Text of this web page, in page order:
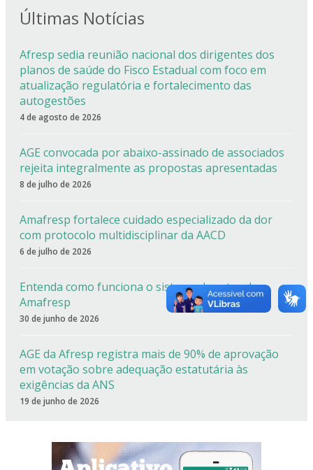
Últimas Notícias
Afresp sedia reunião nacional dos dirigentes dos
planos de saúde do Fisco Estadual com foco em
atualização regulatória e fortalecimento das
autogestões
4 de agosto de 2026
AGE convocada por abaixo-assinado de associados
rejeita integralmente as propostas apresentadas
8 de julho de 2026
Amafresp fortalece cuidado especializado da dor
com protocolo multidisciplinar da AACD
6 de julho de 2026
Entenda como funciona o sistema de cotas da
Amafresp
30 de junho de 2026
AGE da Afresp registra mais de 90% de aprovação
em votação sobre adequação estatutária às
exigências da ANS
19 de junho de 2026